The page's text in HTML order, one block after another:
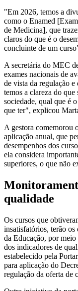
"Em 2026, temos a
como o Enamed
de Medicina], que
claros do que é o
concluinte de um
A secretária do MEC
exames nacionais de
de vista da regulação
temos a clareza do que
sociedade, qual que é
que ter", explicou
A gestora comemorou
aplicação anual, que
desempenhos dos
ela considera
superiores, o que não
qualidade
Os cursos que
insatisfatórios, terão
da Educação, por
dos indicadores de
estabelecido pela
para aplicação do
regulação da oferta de